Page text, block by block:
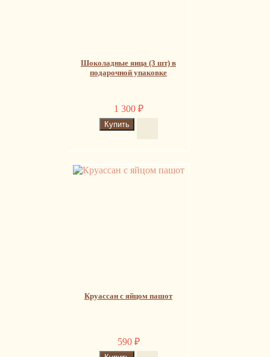
Шоколадные яица (3 шт) в
подарочной упаковке
1 300 ₽
Круассан с яйцом пашот
590 ₽